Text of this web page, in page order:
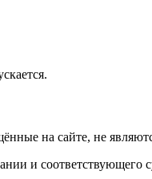
на сайте, не
и соответствующего